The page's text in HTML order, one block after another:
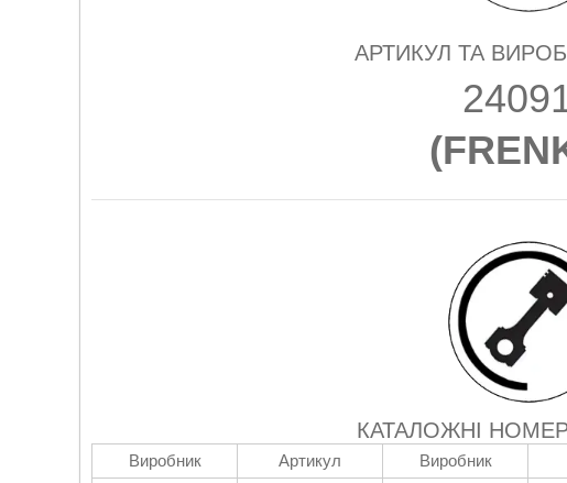
АРТИКУЛ ТА
(
КАТАЛОЖНІ
Виробник Артикул Виробник